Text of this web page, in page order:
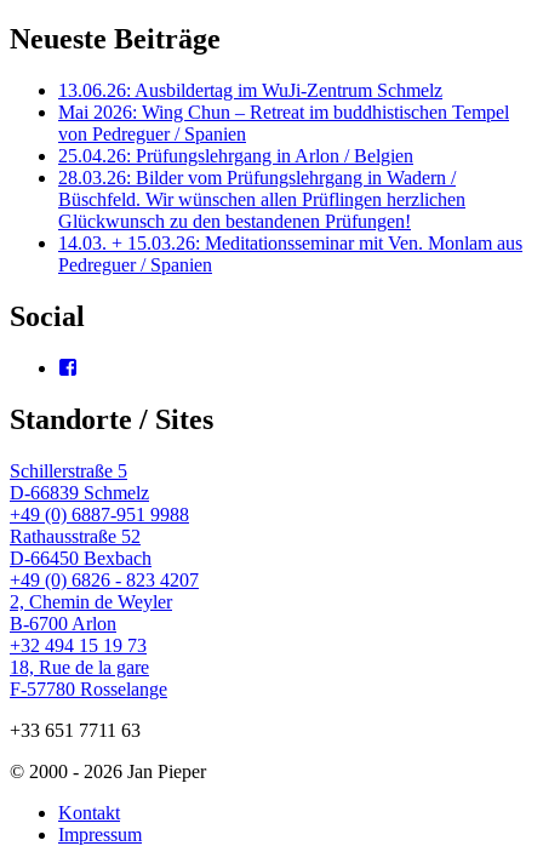
Neueste Beiträge
13.06.26: Ausbildertag im WuJi-Zentrum Schmelz
Mai 2026: Wing Chun – Retreat im buddhistischen Tempel
von Pedreguer / Spanien
25.04.26: Prüfungslehrgang in Arlon / Belgien
28.03.26: Bilder vom Prüfungslehrgang in Wadern /
Büschfeld. Wir wünschen allen Prüflingen herzlichen
Glückwunsch zu den bestandenen Prüfungen!
14.03. + 15.03.26: Meditationsseminar mit Ven. Monlam aus
Pedreguer / Spanien
Social
wingtsun.arlon
auf
anzeigen
Standorte / Sites
Schillerstraße 5
D-66839 Schmelz
+49 (0) 6887-951 9988
Rathausstraße 52
D-66450 Bexbach
+49 (0) 6826 - 823 4207
2, Chemin de Weyler
B-6700 Arlon
+32 494 15 19 73
18, Rue de la gare
F-57780 Rosselange
+33 651 7711 63
© 2000 - 2026 Jan Pieper
Kontakt
Impressum